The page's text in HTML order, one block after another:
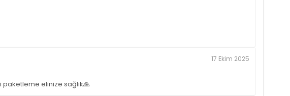
17 Ekim 2025
paketleme elinize sağlık🙏